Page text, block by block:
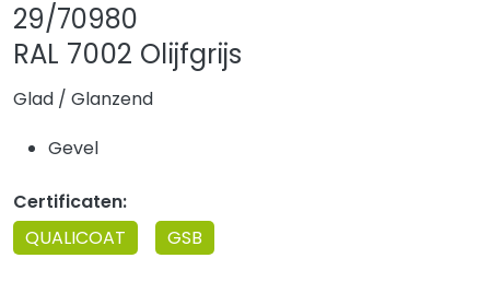
29/70980
RAL 7002 Olijfgrijs
Glad / Glanzend
Gevel
Certificaten:
QUALICOAT
GSB